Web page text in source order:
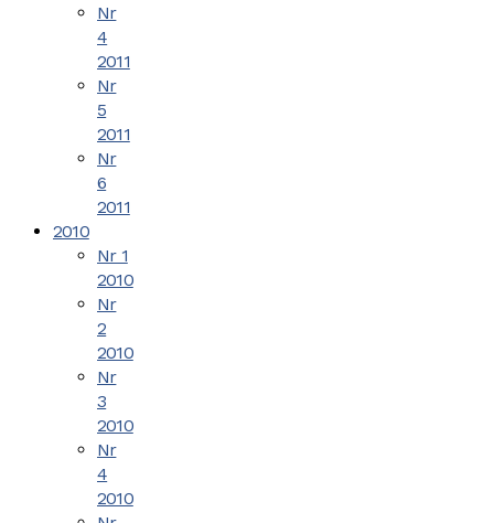
Nr
4
2011
Nr
5
2011
Nr
6
2011
2010
Nr 1
2010
Nr
2
2010
Nr
3
2010
Nr
4
2010